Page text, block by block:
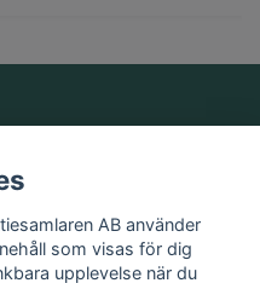
AB använder
som visas för dig
upplevelse när du